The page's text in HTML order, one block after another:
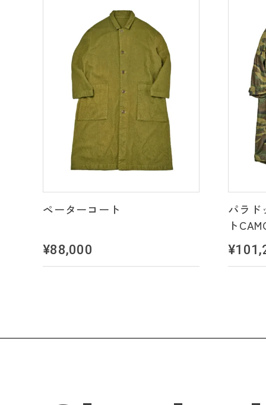
ペーターコート
¥88,000
パラド
ト